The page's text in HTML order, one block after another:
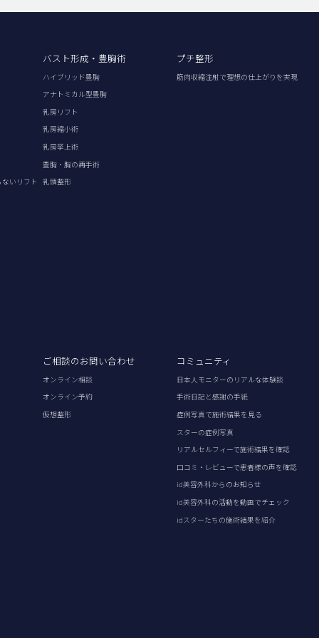
いリフト
バスト形成・豊胸術
ハイブリッド豊胸
アナトミカル型豊胸
乳房リフト
乳房縮小術
乳房挙上術
豊胸・胸の再手術
乳頭整形
プチ整形
筋肉収縮注射で理想の仕上がりを実現
ご相談のお問い合わせ
オンライン相談
オンライン予約
仮想整形
コミュニティ
日本人モニターのリアルな体験談
手術日記と感謝の手紙
症例写真で施術結果を見る
スターの症例写真
リアルセルフィーで施術結果を確認
口コミ・レビューで患者様の声を確認
id美容外科からのお知らせ
id美容外科の活動を動画でチェック
idスターたちの施術結果を紹介